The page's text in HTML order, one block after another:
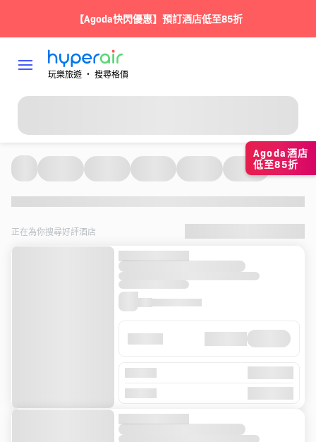
【Agoda快閃優惠】預訂酒店低至85折
玩樂旅遊 ‧ 搜尋格價
正在為你搜尋好評酒店
Agoda酒店
低至85折